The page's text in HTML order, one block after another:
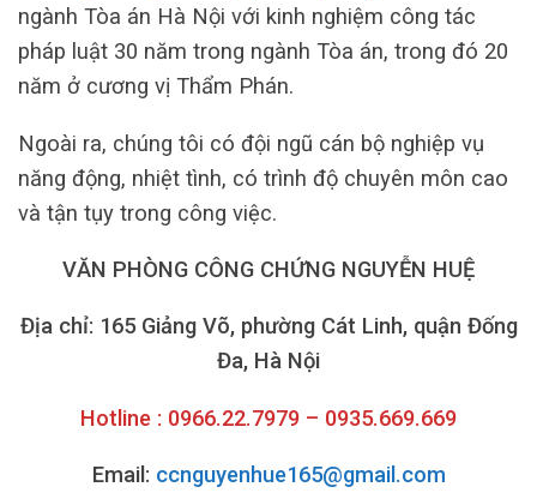
ngành Tòa án Hà Nội với kinh nghiệm công tác
pháp luật 30 năm trong ngành Tòa án, trong đó 20
năm ở cương vị Thẩm Phán.
Ngoài ra, chúng tôi có đội ngũ cán bộ nghiệp vụ
năng động, nhiệt tình, có trình độ chuyên môn cao
và tận tụy trong công việc.
VĂN PHÒNG CÔNG CHỨNG NGUYỄN HUỆ
Địa chỉ: 165 Giảng Võ, phường Cát Linh, quận Đống
Đa, Hà Nội
Hotline : 0966.22.7979 – 0935.669.669
Email: ccnguyenhue165@gmail.com